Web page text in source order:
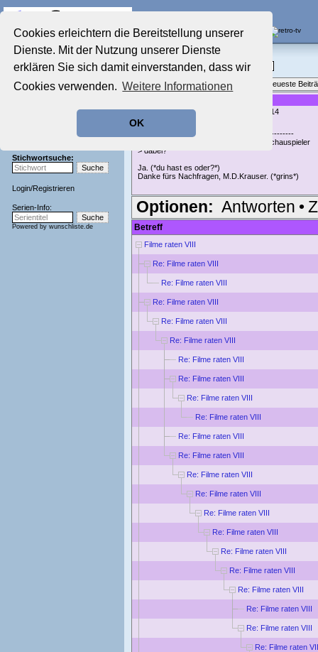
Cookies erleichtern die Bereitstellung unserer
Dienste. Mit der Nutzung unserer Dienste
erklären Sie sich damit einverstanden, dass wir
Cookies verwenden. Weitere Informationen
OK
Startseite
Aktuelles Forum
Film-Forum
Zeichentrick-Forum
Stichwortsuche:
Login/Registrieren
Serien-Info:
Powered by wunschliste.de
Film-Forum
Filme im Kino, Fernsehen & auf DVD
Themenübersicht • Neues Thema
Neueste
geschrieben von:
, 19.01.18 19:14
M.D.Krauser schrieb:
-------------------------------------------------------
> ist eine junge asiatin und ein europ. schauspieler
> dabei?
Ja. (*du hast es oder?*)
Danke fürs Nachfragen, M.D.Krauser. (*grins*)
Optionen: Antworten •
Betreff
Filme raten VIII
Re: Filme raten VIII
Re: Filme raten VIII
Re: Filme raten VIII
Re: Filme raten VIII
Re: Filme raten VIII
Re: Filme raten VIII
Re: Filme raten VIII
Re: Filme raten VIII
Re: Filme raten VIII
Re: Filme raten VIII
Re: Filme raten VIII
Re: Filme raten VIII
Re: Filme raten VIII
Re: Filme raten VIII
Re: Filme raten VIII
Re: Filme raten VIII
Re: Filme raten VIII
Re: Filme raten VIII
Re: Filme raten VIII
Re: Filme raten VIII
Re: Filme raten